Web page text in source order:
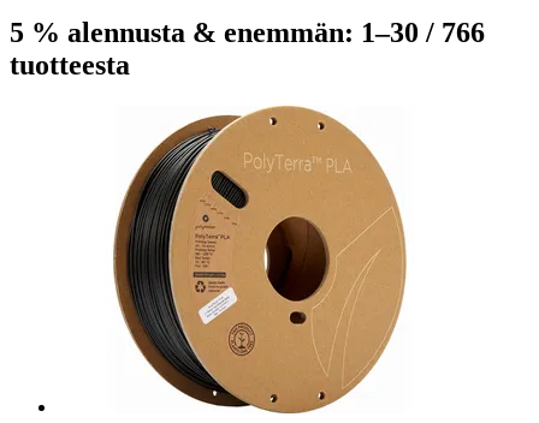
5 % alennusta & enemmän: 1–30 / 766
tuotteesta